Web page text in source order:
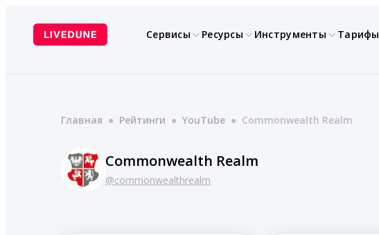
содержимому
Сервисы Ресурсы Инструменты Тарифы
Главная ● Рейтинги ● YouTube ● Commonwealth Realm
Commonwealth Realm
@commonwealthrealm